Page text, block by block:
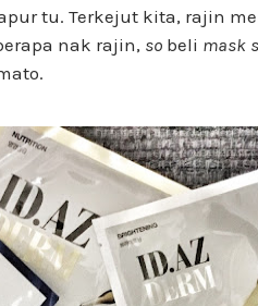
tu. Terkejut kita, rajin
nak rajin, sobeli mask